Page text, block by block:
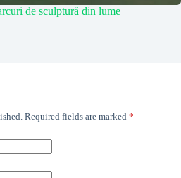
de sculptură din lume
Required fields are marked *